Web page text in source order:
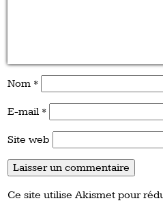
Nom *
E-mail *
Site web
Ce site utilise Akismet pour